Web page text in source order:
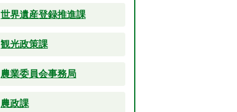
世界遺産登録推進課
観光政策課
農業委員会事務局
農政課